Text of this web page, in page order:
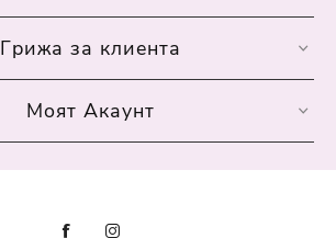
Грижа за клиента
Моят Акаунт